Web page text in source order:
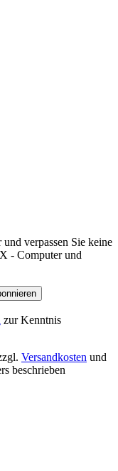
verpassen Sie keine
- Computer und
zur Kenntnis
Versandkosten und
beschrieben